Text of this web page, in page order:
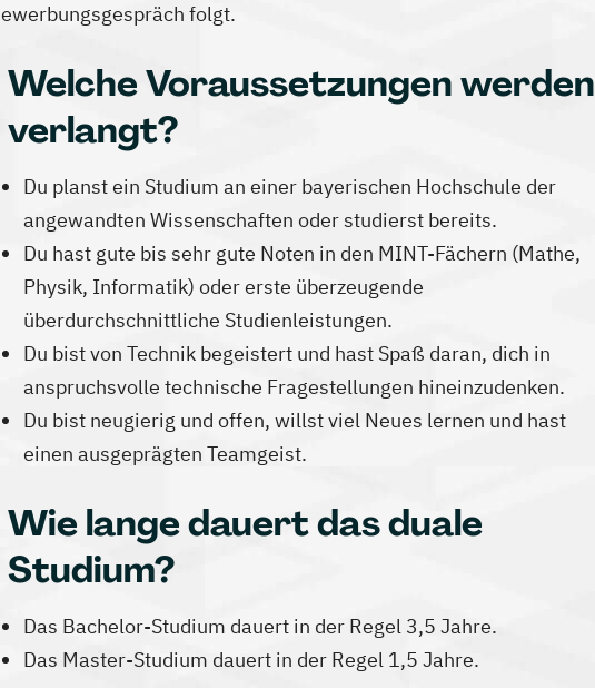
folgt.
Welche Voraussetzungen werden
verlangt?
Du planst ein Studium an einer bayerischen Hochschule der
angewandten Wissenschaften oder studierst bereits.
Du hast gute bis sehr gute Noten in den MINT-Fächern (Mathe,
Physik, Informatik) oder erste überzeugende
überdurchschnittliche Studienleistungen.
Du bist von Technik begeistert und hast Spaß daran, dich in
anspruchsvolle technische Fragestellungen hineinzudenken.
Du bist neugierig und offen, willst viel Neues lernen und hast
einen ausgeprägten Teamgeist.
Wie lange dauert das duale
Studium?
Das Bachelor-Studium dauert in der Regel 3,5 Jahre.
Das Master-Studium dauert in der Regel 1,5 Jahre.